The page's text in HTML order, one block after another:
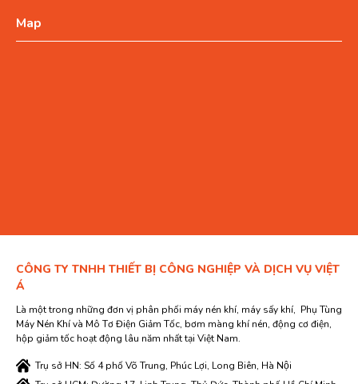
Map
CÔNG TY TNHH THIẾT BỊ CÔNG NGHIỆP VÀ DỊCH VỤ VIỆT
Á
Là một trong những đơn vị phân phối máy nén khí, máy sấy khí, Phụ Tùng
Máy Nén Khí và Mô Tơ Điện Giảm Tốc, bơm màng khí nén, động cơ điện,
hộp giảm tốc hoạt động lâu năm nhất tại Việt Nam.
Trụ sở HN: Số 4 phố Võ Trung, Phúc Lợi, Long Biên, Hà Nội